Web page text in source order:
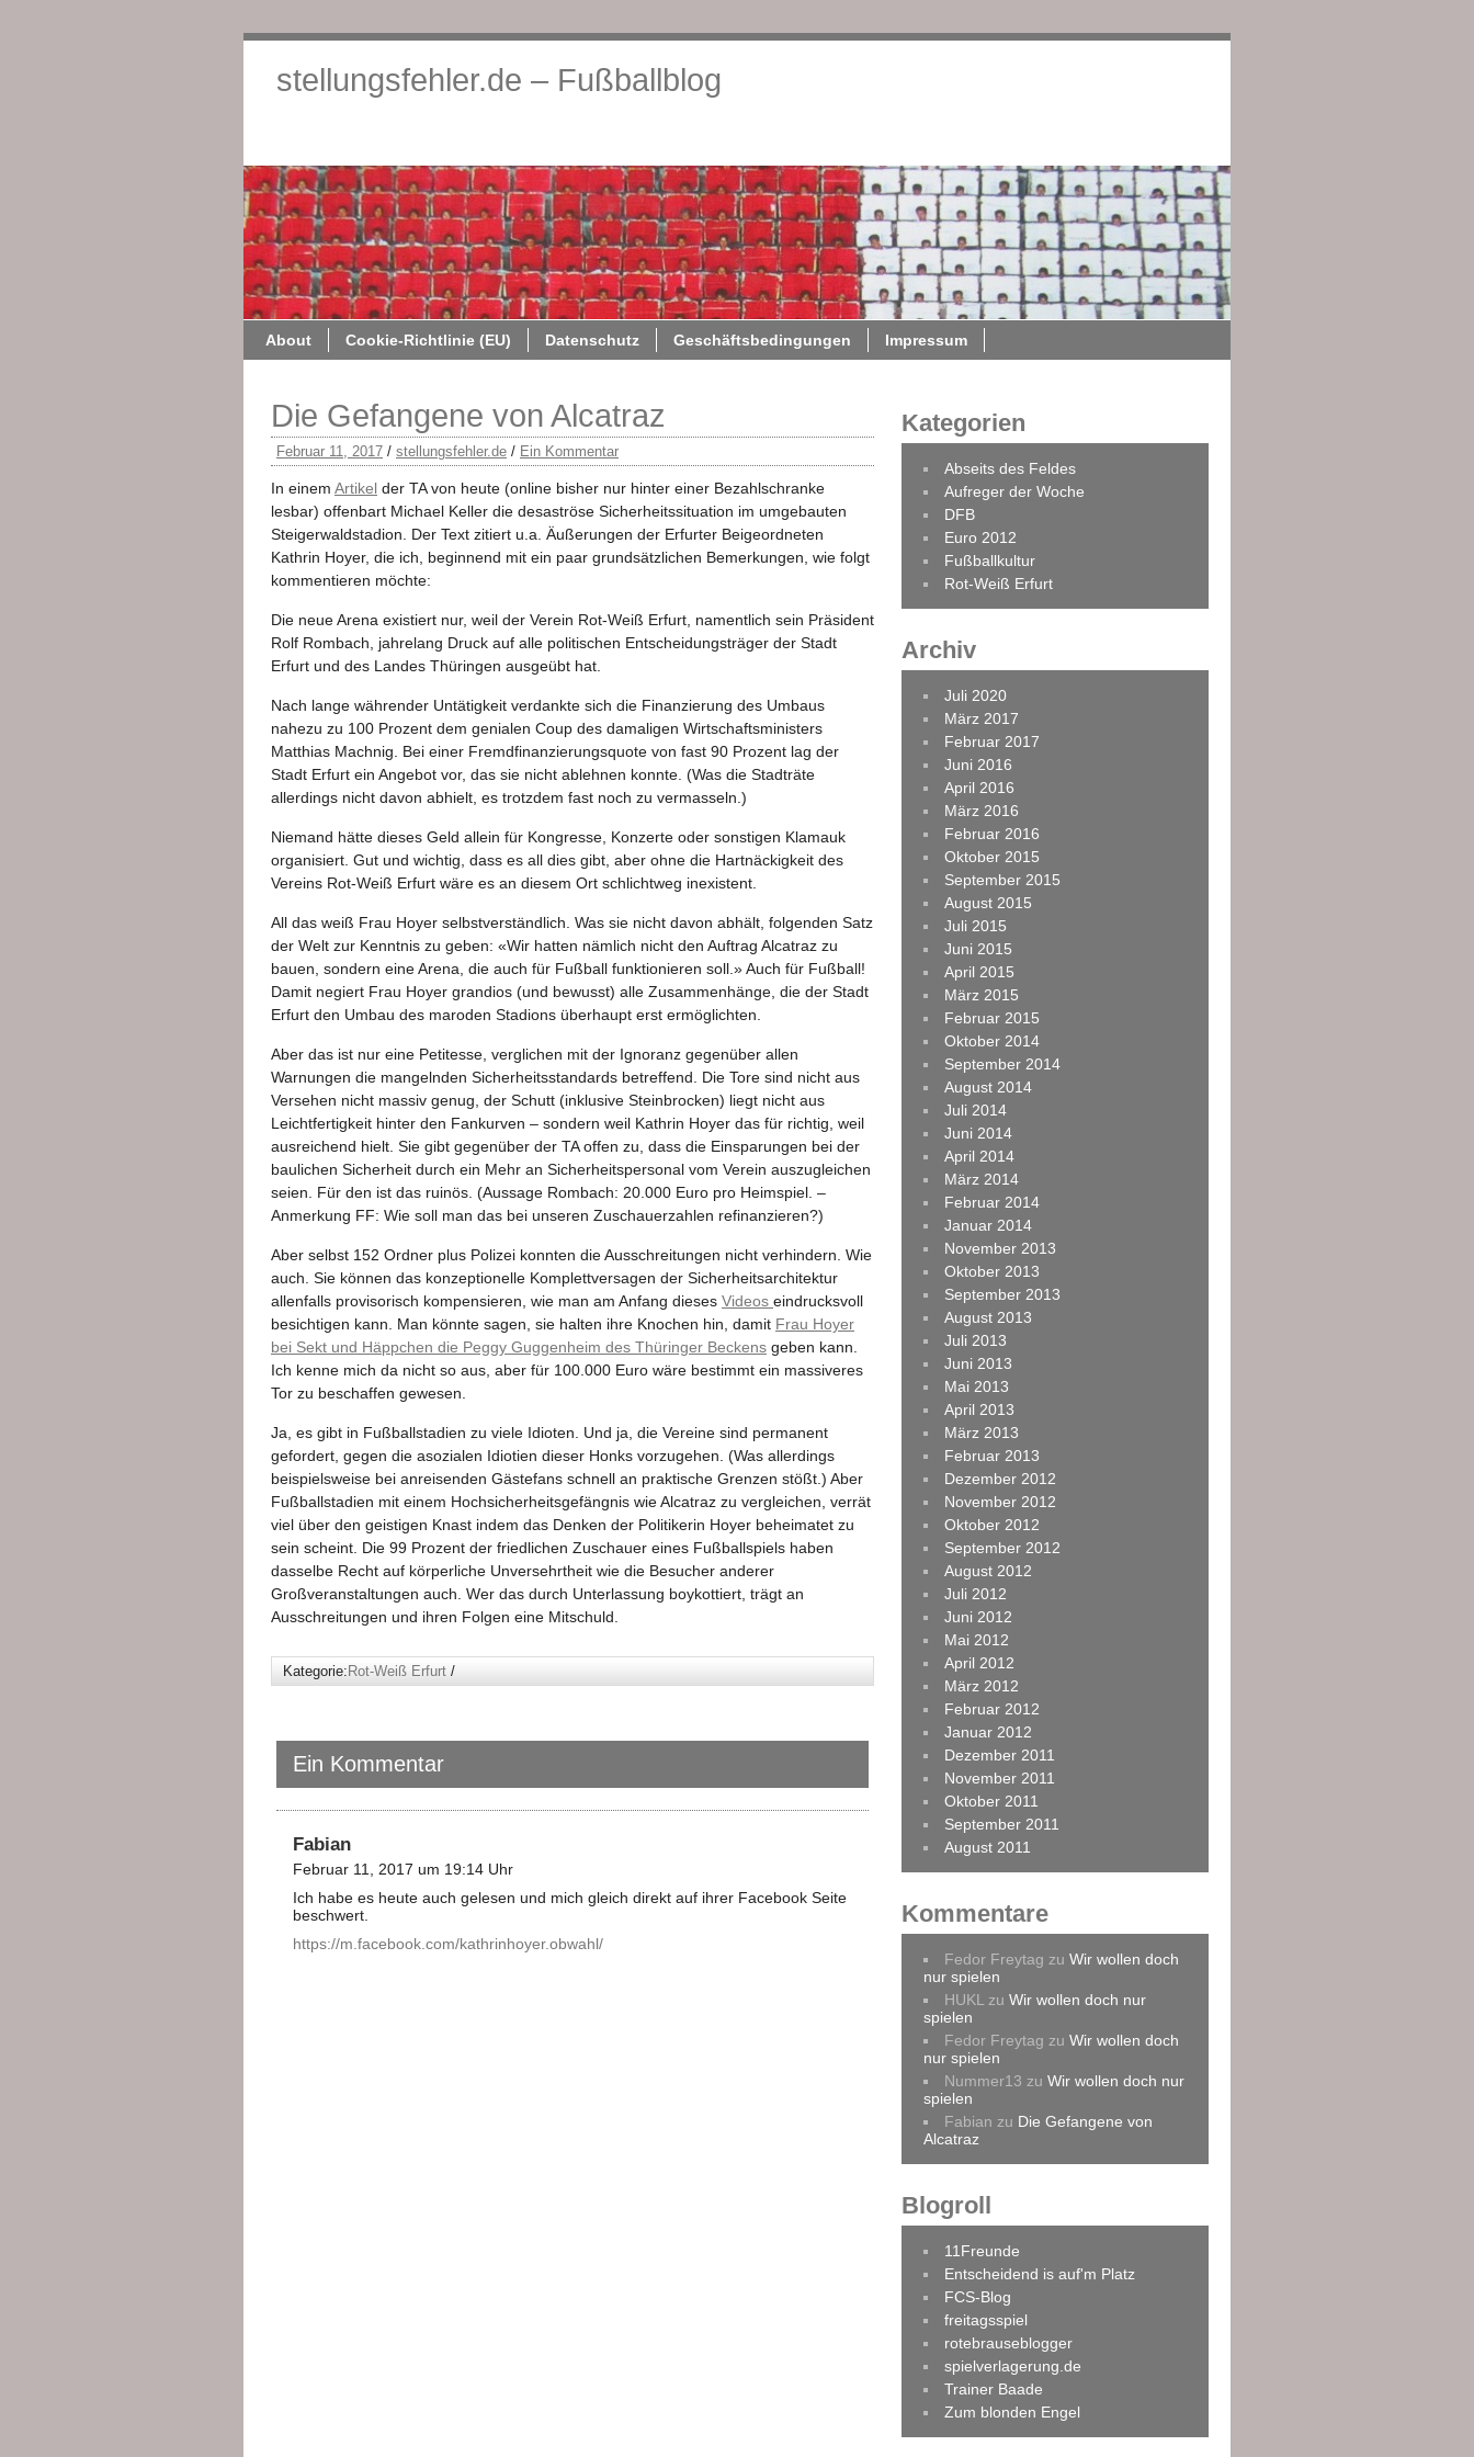
stellungsfehler.de – Fußballblog
About Cookie-Richtlinie (EU) Datenschutz Geschäftsbedingungen Impressum
Die Gefangene von Alcatraz
Februar 11, 2017 / stellungsfehler.de / Ein Kommentar
In einem Artikel der TA von heute (online bisher nur hinter einer Bezahlschranke
lesbar) offenbart Michael Keller die desaströse Sicherheitssituation im umgebauten
Steigerwaldstadion. Der Text zitiert u.a. Äußerungen der Erfurter Beigeordneten
Kathrin Hoyer, die ich, beginnend mit ein paar grundsätzlichen Bemerkungen, wie folgt
kommentieren möchte:
Die neue Arena existiert nur, weil der Verein Rot-Weiß Erfurt, namentlich sein Präsident
Rolf Rombach, jahrelang Druck auf alle politischen Entscheidungsträger der Stadt
Erfurt und des Landes Thüringen ausgeübt hat.
Nach lange währender Untätigkeit verdankte sich die Finanzierung des Umbaus
nahezu zu 100 Prozent dem genialen Coup des damaligen Wirtschaftsministers
Matthias Machnig. Bei einer Fremdfinanzierungsquote von fast 90 Prozent lag der
Stadt Erfurt ein Angebot vor, das sie nicht ablehnen konnte. (Was die Stadträte
allerdings nicht davon abhielt, es trotzdem fast noch zu vermasseln.)
Niemand hätte dieses Geld allein für Kongresse, Konzerte oder sonstigen Klamauk
organisiert. Gut und wichtig, dass es all dies gibt, aber ohne die Hartnäckigkeit des
Vereins Rot-Weiß Erfurt wäre es an diesem Ort schlichtweg inexistent.
All das weiß Frau Hoyer selbstverständlich. Was sie nicht davon abhält, folgenden Satz
der Welt zur Kenntnis zu geben: «Wir hatten nämlich nicht den Auftrag Alcatraz zu
bauen, sondern eine Arena, die auch für Fußball funktionieren soll.» Auch für Fußball!
Damit negiert Frau Hoyer grandios (und bewusst) alle Zusammenhänge, die der Stadt
Erfurt den Umbau des maroden Stadions überhaupt erst ermöglichten.
Aber das ist nur eine Petitesse, verglichen mit der Ignoranz gegenüber allen
Warnungen die mangelnden Sicherheitsstandards betreffend. Die Tore sind nicht aus
Versehen nicht massiv genug, der Schutt (inklusive Steinbrocken) liegt nicht aus
Leichtfertigkeit hinter den Fankurven – sondern weil Kathrin Hoyer das für richtig, weil
ausreichend hielt. Sie gibt gegenüber der TA offen zu, dass die Einsparungen bei der
baulichen Sicherheit durch ein Mehr an Sicherheitspersonal vom Verein auszugleichen
seien. Für den ist das ruinös. (Aussage Rombach: 20.000 Euro pro Heimspiel. –
Anmerkung FF: Wie soll man das bei unseren Zuschauerzahlen refinanzieren?)
Aber selbst 152 Ordner plus Polizei konnten die Ausschreitungen nicht verhindern. Wie
auch. Sie können das konzeptionelle Komplettversagen der Sicherheitsarchitektur
allenfalls provisorisch kompensieren, wie man am Anfang dieses Videos eindrucksvoll
besichtigen kann. Man könnte sagen, sie halten ihre Knochen hin, damit Frau Hoyer
bei Sekt und Häppchen die Peggy Guggenheim des Thüringer Beckens geben kann.
Ich kenne mich da nicht so aus, aber für 100.000 Euro wäre bestimmt ein massiveres
Tor zu beschaffen gewesen.
Ja, es gibt in Fußballstadien zu viele Idioten. Und ja, die Vereine sind permanent
gefordert, gegen die asozialen Idiotien dieser Honks vorzugehen. (Was allerdings
beispielsweise bei anreisenden Gästefans schnell an praktische Grenzen stößt.) Aber
Fußballstadien mit einem Hochsicherheitsgefängnis wie Alcatraz zu vergleichen, verrät
viel über den geistigen Knast indem das Denken der Politikerin Hoyer beheimatet zu
sein scheint. Die 99 Prozent der friedlichen Zuschauer eines Fußballspiels haben
dasselbe Recht auf körperliche Unversehrtheit wie die Besucher anderer
Großveranstaltungen auch. Wer das durch Unterlassung boykottiert, trägt an
Ausschreitungen und ihren Folgen eine Mitschuld.
Kategorie: Rot-Weiß Erfurt /
Ein Kommentar
Fabian
Februar 11, 2017 um 19:14 Uhr
Ich habe es heute auch gelesen und mich gleich direkt auf ihrer Facebook Seite
beschwert.
https://m.facebook.com/kathrinhoyer.obwahl/
Kategorien
Abseits des Feldes
Aufreger der Woche
DFB
Euro 2012
Fußballkultur
Rot-Weiß Erfurt
Archiv
Juli 2020
März 2017
Februar 2017
Juni 2016
April 2016
März 2016
Februar 2016
Oktober 2015
September 2015
August 2015
Juli 2015
Juni 2015
April 2015
März 2015
Februar 2015
Oktober 2014
September 2014
August 2014
Juli 2014
Juni 2014
April 2014
März 2014
Februar 2014
Januar 2014
November 2013
Oktober 2013
September 2013
August 2013
Juli 2013
Juni 2013
Mai 2013
April 2013
März 2013
Februar 2013
Dezember 2012
November 2012
Oktober 2012
September 2012
August 2012
Juli 2012
Juni 2012
Mai 2012
April 2012
März 2012
Februar 2012
Januar 2012
Dezember 2011
November 2011
Oktober 2011
September 2011
August 2011
Kommentare
Fedor Freytag zuWir wollen doch
nur spielen
HUKL zuWir wollen doch nur
spielen
Fedor Freytag zuWir wollen doch
nur spielen
Nummer13 zuWir wollen doch nur
spielen
Fabian zu Die Gefangene von
Alcatraz
Blogroll
11Freunde
Entscheidend is auf'm Platz
FCS-Blog
freitagsspiel
rotebrauseblogger
spielverlagerung.de
Trainer Baade
Zum blonden Engel